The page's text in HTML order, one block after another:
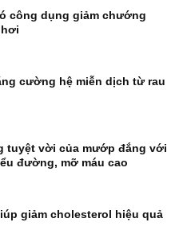
công dụng giảm chướng
cường hệ miễn dịch từ rau
tuyệt vời của mướp đắng với
đường, mỡ máu cao
giảm cholesterol hiệu quả